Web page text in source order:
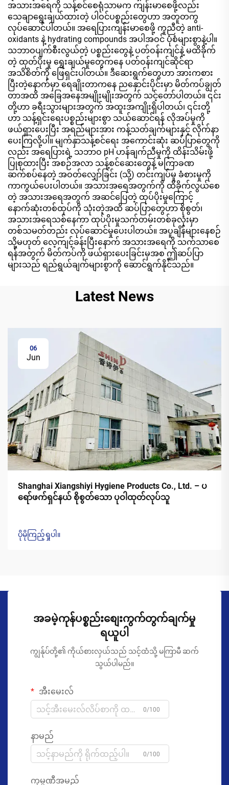
အသားအရေကို သန့်စင်စေရုံသာမက ကျန်းမာစေဖို့လည်း
သေချာရွေးချယ်ထားတဲ့ ပါဝင်ပစ္စည်းတွေဟာ အတူတကွ
လုပ်ဆောင်ပါတယ်။ အရေပြားကျန်းမာစေဖို့ ကူညီတဲ့ anti-
oxidants နဲ့ hydrating compounds အပါအဝင် ပုံစံများစွာနဲ့ပါ။
သဘာဝပျက်စီးလွယ်တဲ့ ပစ္စည်းတွေနဲ့ ပတ်ဝန်းကျင်နဲ့ မထိခိုက်
တဲ့ ထုတ်ပိုးမှု ရွေးချယ်မှုတွေကနေ ပတ်ဝန်းကျင်ဆိုင်ရာ
အသိစိတ်ကို ဖြေရှင်းပါတယ်။ ဒီဆေးရွက်တွေဟာ အားကစား
ပြီးတဲ့နောက်မှာ ရေချိုးတာကနေ ညနှောင်းပိုင်းမှာ မိတ်ကပ်ချွတ်
တာအထိ အခြေအနေအမျိုးမျိုးအတွက် သင့်တော်ပါတယ်။ ၎င်း
တို့ဟာ ခရီးသွားများအတွက် အထူးအကျိုးရှိပါတယ်၊ ၎င်းတို့
ဟာ သန့်ရှင်းရေးပစ္စည်းများစွာ သယ်ဆောင်ရန် လိုအပ်မှုကို
ဖယ်ရှားပေးပြီး အရည်များအား ကန့်သတ်ချက်များနှင့် လိုက်နာ
ပေးကြလို့ပါ။ မျက်နှာသန့်စင်ရေး အကောင်းဆုံး ဆပ်ပြာတွေကို
လည်း အရေပြားရဲ့ သဘာဝ pH ဟန်ချက်ညီမှုကို ထိန်းသိမ်းဖို့
ပြုစုထားပြီး အစဉ်အလာ သန့်စင်ဆေးတွေနဲ့ မကြာခဏ
ဆက်စပ်နေတဲ့ အဝတ်လျှော်ခြင်း (သို့) တင်းကျပ်မှု ခံစားမှုကို
ကာကွယ်ပေးပါတယ်။ အသားအရေအတွက်ကို ထိခိုက်လွယ်စေ
တဲ့ အသားအရေအတွက် အဆင်ပြေတဲ့ ထုပ်ပိုးမှုကြောင့်
နောက်ဆုံးတစ်ထုပ်ကို သုံးတဲ့အထိ ဆပ်ပြာတွေဟာ စိုစွတ်၊
အသားအရေသစ်နေကာ ထုပ်ပိုးမှုသက်တမ်းတစ်ခုလုံးမှာ
တစ်သမတ်တည်း လုပ်ဆောင်မှုပေးပါတယ်။ အပူချိန်များနေစဉ်
သို့မဟုတ် လေ့ကျင့်ခန်းပြီးနောက် အသားအရေကို သက်သာစေ
ရန်အတွက် မိတ်ကပ်ကို ဖယ်ရှားပေးခြင်းမှအစ ဤဆပ်ပြာ
များသည် ရည်ရွယ်ချက်များစွာကို ဆောင်ရွက်နိုင်သည်။
Latest News
06
Jun
Shanghai Xiangshiyi Hygiene Products Co., Ltd. – ပ
ရော်ဖက်ရှင်နယ် စိုစွတ်သော ပုဝါထုတ်လုပ်သူ
ပိုမိုကြည့်ရှုပါ။
အခမဲ့ကုန်ပစ္စည်းစျေးကွက်တွက်ချက်မှု
ရယူပါ
ကျွန်ုပ်တို့၏ ကိုယ်စားလှယ်သည် သင့်ထံသို့ မကြာမီ ဆက်
သွယ်ပါမည်။
အီးမေးလ်
0/100
နာမည်
0/100
ကုမ္ပဏီအမည်